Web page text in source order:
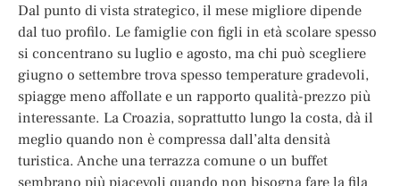
Dal punto di vista strategico, il mese migliore dipende
dal tuo profilo. Le famiglie con figli in età scolare spesso
si concentrano su luglio e agosto, ma chi può scegliere
giugno o settembre trova spesso temperature gradevoli,
spiagge meno affollate e un rapporto qualità-prezzo più
interessante. La Croazia, soprattutto lungo la costa, dà il
meglio quando non è compressa dall’alta densità
turistica. Anche una terrazza comune o un buffet
sembrano più piacevoli quando non bisogna fare la fila